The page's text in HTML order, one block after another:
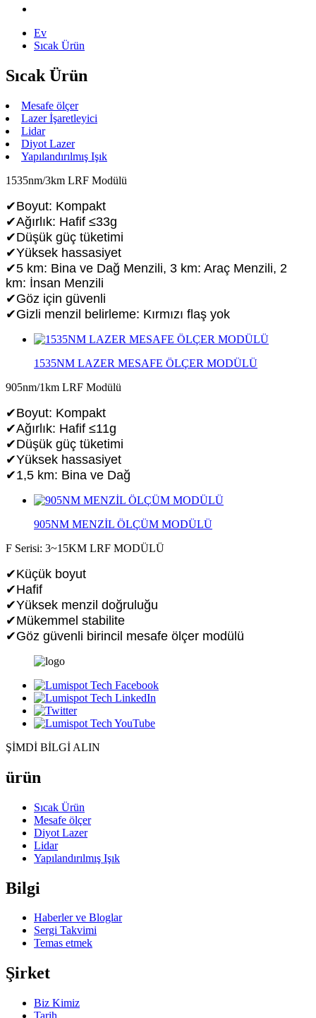
Ev
Sıcak Ürün
Sıcak Ürün
Mesafe ölçer
Lazer İşaretleyici
Lidar
Diyot Lazer
Yapılandırılmış Işık
1535nm/3km LRF Modülü
✔Boyut: Kompakt
✔Ağırlık: Hafif ≤33g
✔Düşük güç tüketimi
✔Yüksek hassasiyet
✔5 km: Bina ve Dağ Menzili, 3 km: Araç Menzili, 2
km: İnsan Menzili
✔Göz için güvenli
✔Gizli menzil belirleme: Kırmızı flaş yok
1535NM LAZER MESAFE ÖLÇER MODÜLÜ
905nm/1km LRF Modülü
✔Boyut: Kompakt
✔Ağırlık: Hafif ≤11g
✔Düşük güç tüketimi
✔Yüksek hassasiyet
✔1,5 km: Bina ve Dağ
905NM MENZİL ÖLÇÜM MODÜLÜ
F Serisi: 3~15KM LRF MODÜLÜ
✔Küçük boyut
✔Hafif
✔Yüksek menzil doğruluğu
✔Mükemmel stabilite
✔Göz güvenli birincil mesafe ölçer modülü
ŞİMDİ BİLGİ ALIN
ürün
Sıcak Ürün
Mesafe ölçer
Diyot Lazer
Lidar
Yapılandırılmış Işık
Bilgi
Haberler ve Bloglar
Sergi Takvimi
Temas etmek
Şirket
Biz Kimiz